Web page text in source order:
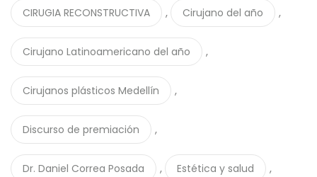
CIRUGIA RECONSTRUCTIVA , Cirujano del año ,
Cirujano Latinoamericano del año ,
Cirujanos plásticos Medellín ,
Discurso de premiación ,
Dr. Daniel Correa Posada , Estética y salud ,